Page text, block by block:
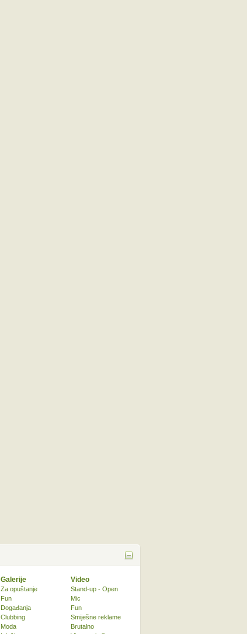
Galerije
Za opuštanje
Fun
Događanja
Clubbing
Moda
Video
Stand-up - Open
Mic
Fun
Smiješne reklame
Brutalno